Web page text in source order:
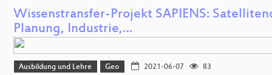
Wissenstransfer-Projekt SAPIENS:
Planung, Industrie,…
Ausbildung und Lehre Geo 2021-06-07
83